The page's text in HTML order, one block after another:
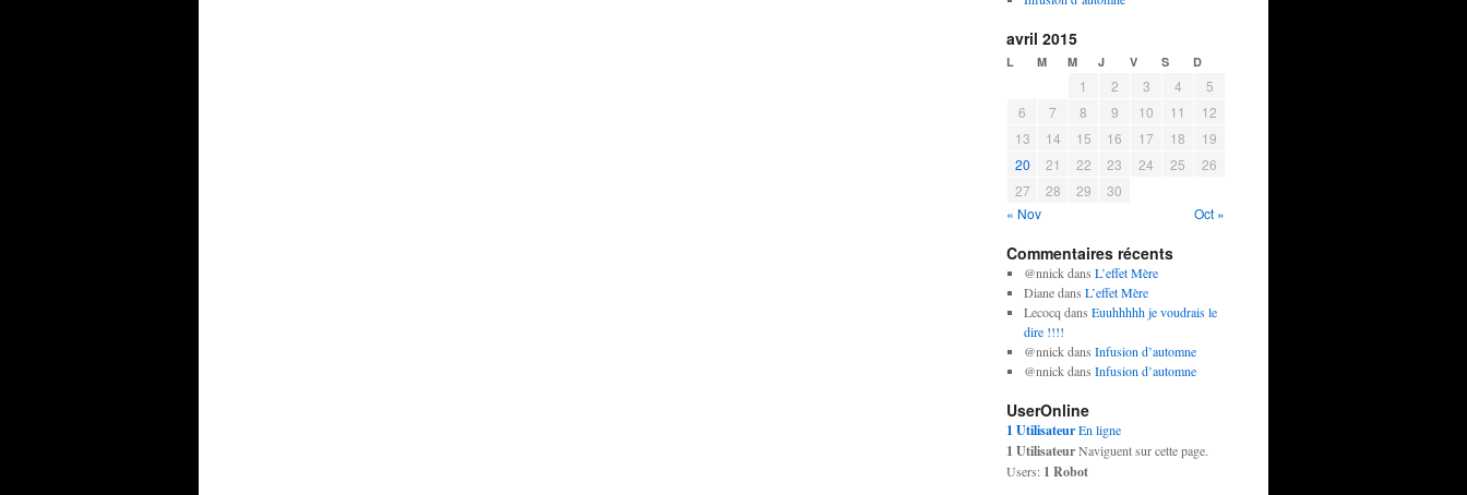
avril 2015
L M M J V S D
1 2 3 4
5
6
7 8 9 10 11
12
13
14 15 16 17 18
19
20
21 22 23 24 25
26
27
28 29
30
« Nov
Oct »
Commentaires récents
@nnickdans L’effet Mère
Dianedans L’effet Mère
Lecocq dans Euuhhhhh je voudrais le
dire !!!!
@nnickdans Infusion d’automne
@nnickdans Infusion d’automne
UserOnline
1 UtilisateurEn ligne
1 UtilisateurNaviguent sur cette page.
Users: 1 Robot